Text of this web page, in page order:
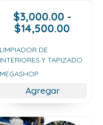
$3,000.00 -
$14,500.00
desde
LIMPIADOR DE
INTERIORES Y TAPIZADO
MEGASHOP
Agregar